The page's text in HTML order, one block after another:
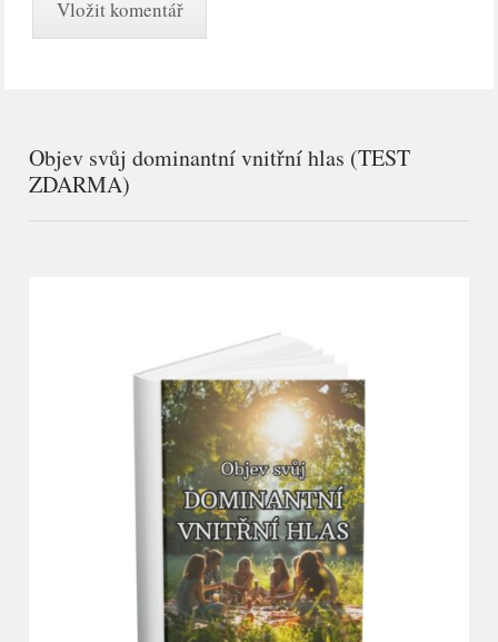
Objev svůj dominantní vnitřní hlas (TEST
ZDARMA)